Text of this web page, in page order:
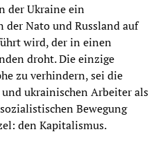
der Ukraine ein
Nato und Russland auf
wird, der in einen
droht. Die einzige
zu verhindern, sei die
ukrainischen Arbeiter als
Bewegung
den Kapitalismus.